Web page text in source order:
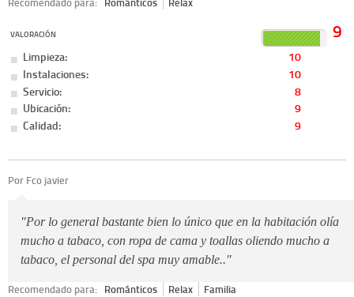
VALORACIÓN 9
Limpieza:
10
Instalaciones:
10
Servicio:
8
Ubicación:
9
Calidad:
9
Por Fco javier
"Por lo general bastante bien lo único que en la habitación olía
mucho a tabaco, con ropa de cama y toallas oliendo mucho a
tabaco, el personal del spa muy amable.."
Recomendado para: Románticos Relax Familia